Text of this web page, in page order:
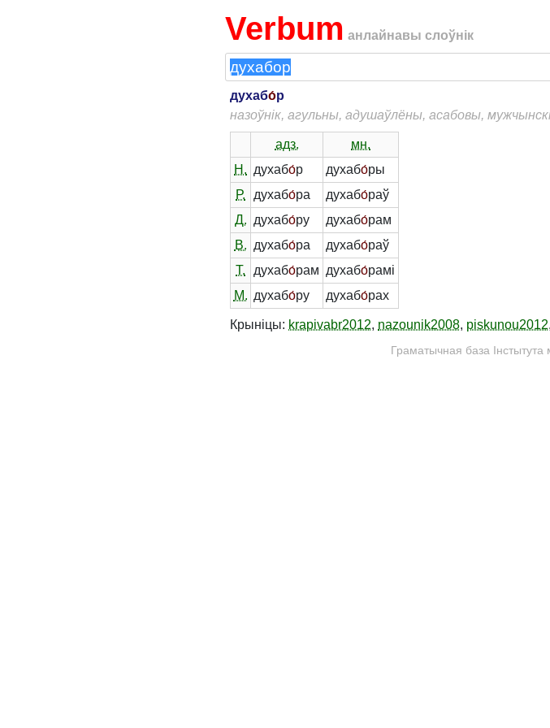
Verbum анлайнавы слоўнік
духабо́р
назоўнік, агульны, адушаўлёны, асабовы,
адз.
мн.
Н. духабо́р духабо́ры
Р.
духабо́ра духабо́раў
Д. духабо́ру духабо́рам
В. духабо́ра духабо́раў
Т.
духабо́рам духабо́рамі
М. духабо́ру духабо́рах
Крыніцы: krapivabr2012, nazounik2008, piskunou2012,
Граматычная база